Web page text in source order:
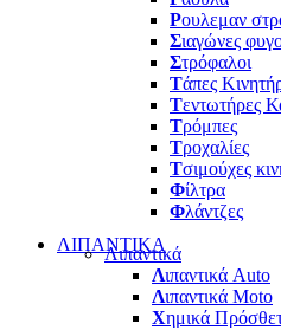
Ρουλεμαν
Σιαγώνες
Στρόφαλοι
Τάπες
Τεντωτήρες
Τρόμπες
Τροχαλίες
Τσιμούχες
Φίλτρα
Φλάντζες
ΛΙΠΑΝΤΙΚΑ
Λιπαντικά
Λιπαντικά Auto
Λιπαντικά Moto
Χημικά